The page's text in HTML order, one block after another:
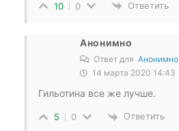
10 0 Ответить
Анонимно
Ответ для Анонимно
14 марта 2020 14:43
Гильотина все же лучше.
5 0 Ответить